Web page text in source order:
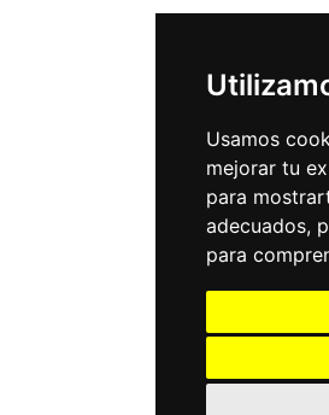
Usamos
mejorar tu
para
adecuados,
para